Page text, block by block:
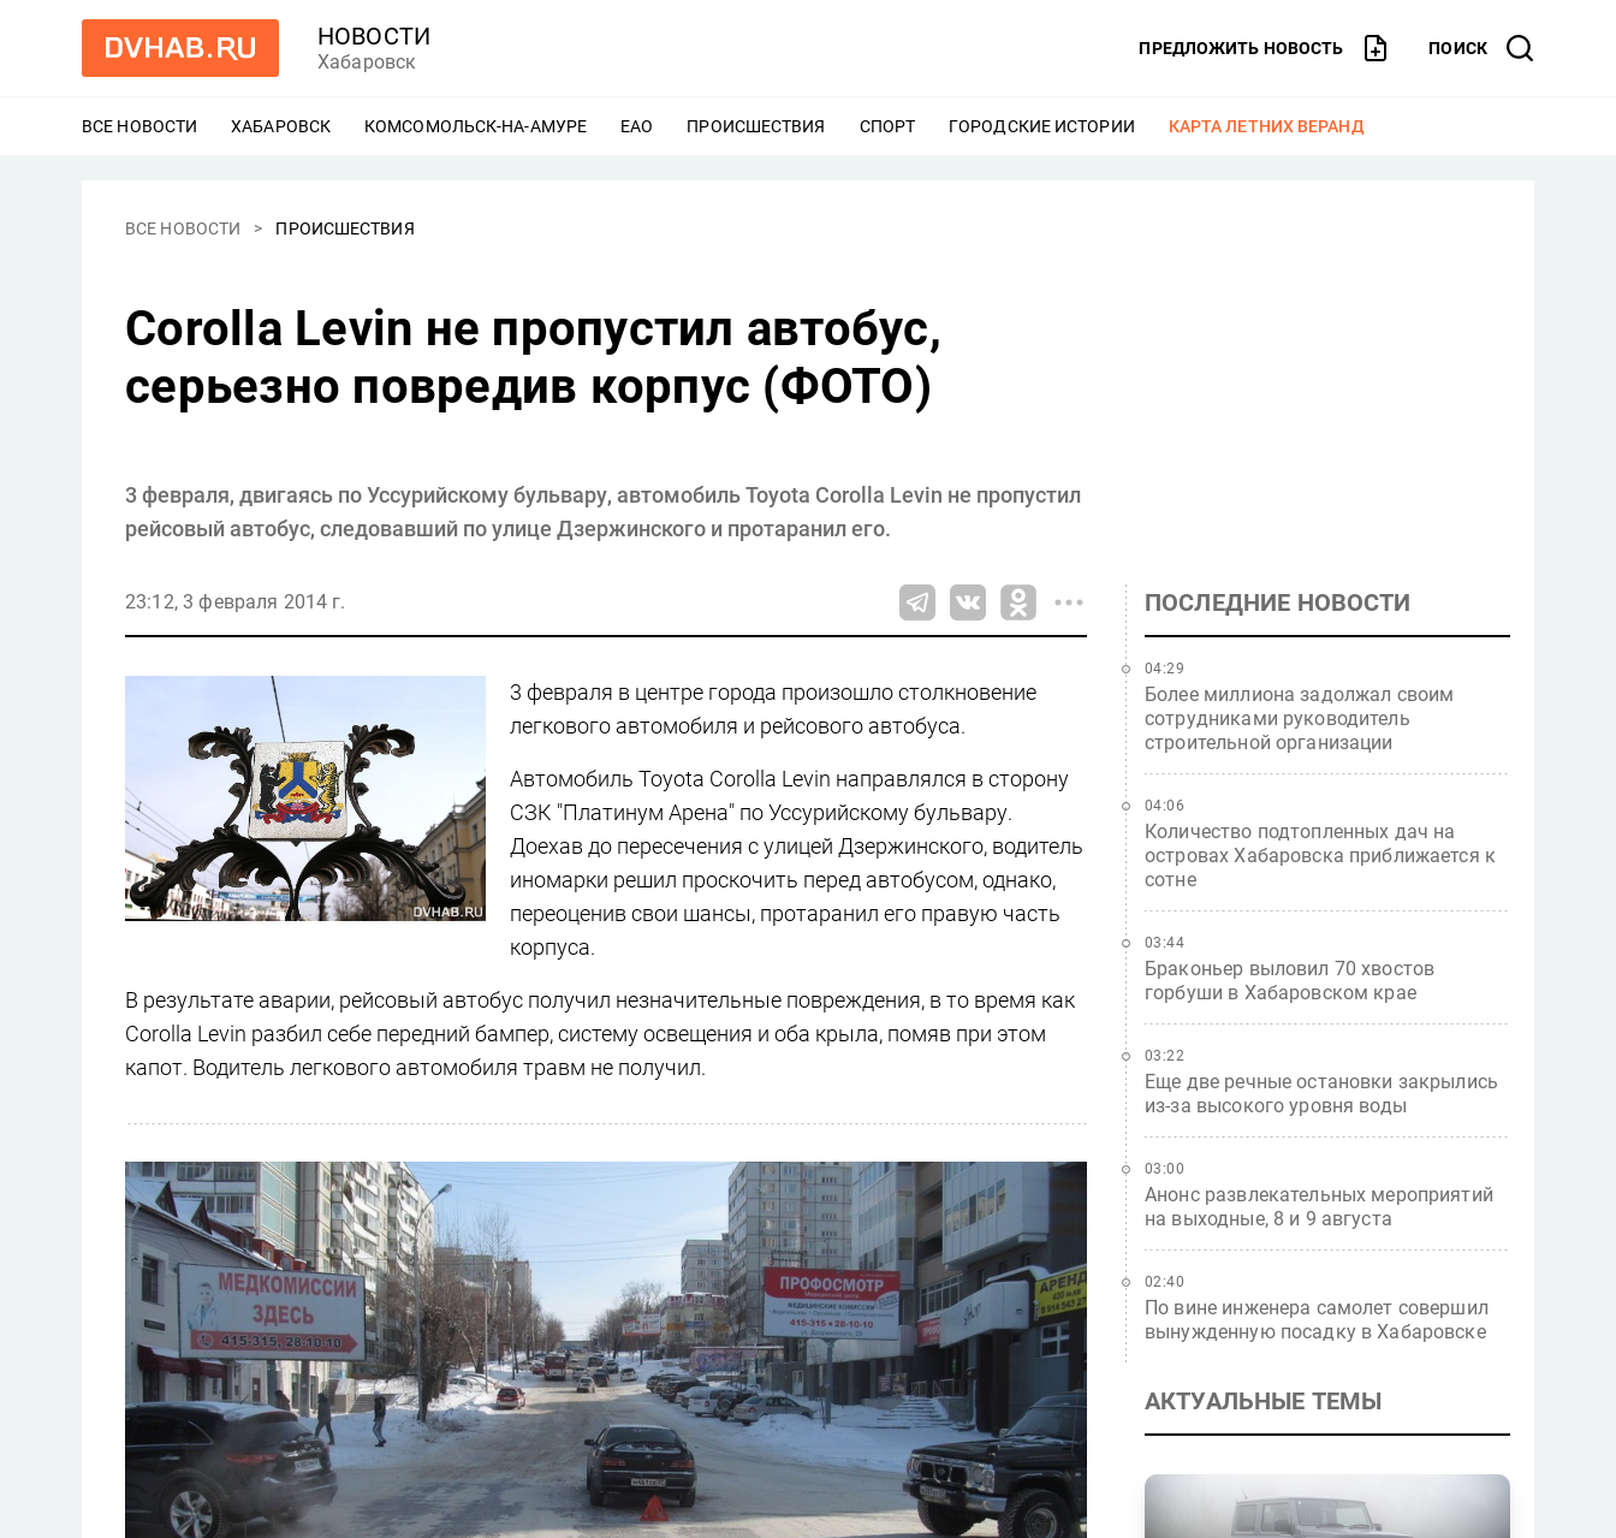
НОВОСТИ
Хабаровск
ПРЕДЛОЖИТЬ НОВОСТЬ ПОИСК
ВСЕ НОВОСТИ ХАБАРОВСК ЕЩЕ
КОМСОМОЛЬСК-НА-АМУРЕ ЕЩЕ
ЕАО ЕЩЕ
ПРОИСШЕСТВИЯ ЕЩЕ
СПОРТ ЕЩЕ
ГОРОДСКИЕ ИСТОРИИ ЕЩЕ
КАРТА ЛЕТНИХ ВЕРАНД
ВСЕ НОВОСТИ ПРОИСШЕСТВИЯ
Corolla Levin не пропустил автобус,
серьезно повредив корпус (ФОТО)
3 февраля, двигаясь по Уссурийскому бульвару, автомобиль Toyota Corolla Levin не пропустил
рейсовый автобус, следовавший по улице Дзержинского и протаранил его.
23:12, 3 февраля 2014 г.
3 февраля в центре города произошло столкновение
легкового автомобиля и рейсового автобуса.
Автомобиль Toyota Corolla Levin направлялся в сторону
СЗК "Платинум Арена" по Уссурийскому бульвару.
Доехав до пересечения с улицей Дзержинского, водитель
иномарки решил проскочить перед автобусом, однако,
переоценив свои шансы, протаранил его правую часть
корпуса.
В результате аварии, рейсовый автобус получил незначительные повреждения, в то время как
Corolla Levin разбил себе передний бампер, систему освещения и оба крыла, помяв при этом
капот. Водитель легкового автомобиля травм не получил.
ПОСЛЕДНИЕ НОВОСТИ
Более миллиона задолжал своим
сотрудниками руководитель
строительной организации
04:29
Количество подтопленных дач на
островах Хабаровска приближается к
сотне
04:06
Браконьер выловил 70 хвостов
горбуши в Хабаровском крае
03:44
Еще две речные остановки закрылись
из-за высокого уровня воды
03:22
Анонс развлекательных мероприятий
на выходные, 8 и 9 августа
03:00
По вине инженера самолет совершил
вынужденную посадку в Хабаровске
02:40
АКТУАЛЬНЫЕ ТЕМЫ